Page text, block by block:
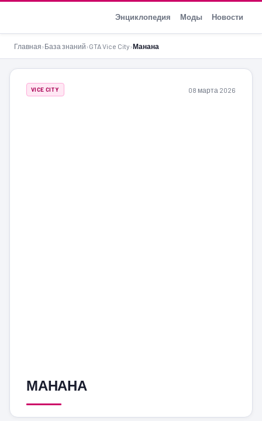
Энциклопедия Моды Новости
Главная›База знаний›GTA Vice City›Манана
VICE CITY 08 марта 2026
МАНАНА